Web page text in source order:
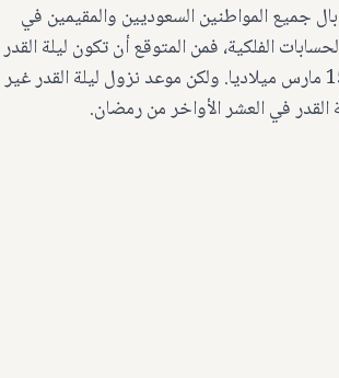
التي تشغل بال جميع المواطنين السعوديين والمقيمين في
الفلكية، فمن المتوقع أن تكون ليلة القدر
في السعودية لعام 2025 ليلة السابع والعشرين من شهر رمضان والموافق 15 مارس ميلاديا. ولكن موعد نزول ليلة القدر غير
في العشر الأواخر من رمضان.